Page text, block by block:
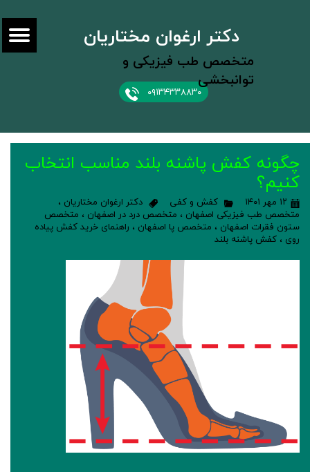
۰۹۱۳۴۳۳۸۸۳۰
دکتر ارغوان مختاریان
متخصص طب فیزیکی و
توانبخشی
چگونه کفش پاشنه بلند مناسب انتخاب
کنیم؟
۱۲ مهر ۱۴۰۱ کفش و کفی دکتر ارغوان مختاریان ،
متخصص طب فیزیکی اصفهان ، متخصص درد در اصفهان ، متخصص
ستون فقرات اصفهان ، متخصص پا اصفهان ، راهنمای خرید کفش پیاده
روی ، کفش پاشنه بلند